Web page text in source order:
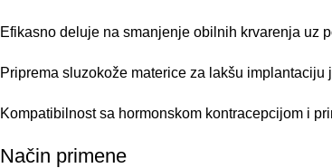
Efikasno deluje na smanjenje obilnih krvarenja uz
Priprema sluzokože materice za lakšu implantaciju
Kompatibilnost sa hormonskom kontracepcijom i
Način primene